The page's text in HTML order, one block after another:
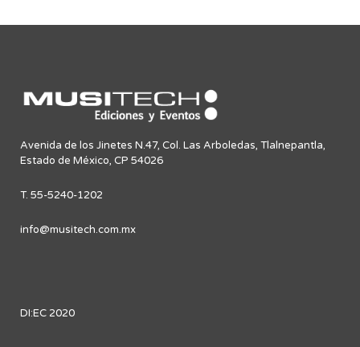
Avenida de los Jinetes N.47, Col. Las Arboledas, Tlalnepantla,
Estado de México, CP 54026
T. 55-5240-1202
info@musitech.com.mx
DI:EC 2020